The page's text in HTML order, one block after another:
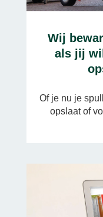
Wij
als jij
Of je nu je
opslaat of